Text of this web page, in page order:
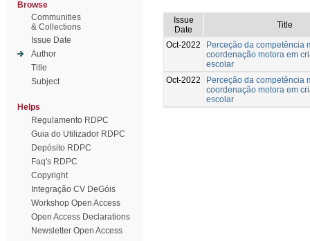
Browse
Communities
& Collections
Issue Date
Author
Title
Subject
Helps
Regulamento RDPC
Guia do Utilizador RDPC
Depósito RDPC
Faq's RDPC
Copyright
Integração CV DeGóis
Workshop Open Access
Open Access Declarations
Newsletter Open Access
Issue
Date
Title
Oct-2022
Perceção da competência
coordenação motora em
escolar
Oct-2022
Perceção da competência
coordenação motora em
escolar